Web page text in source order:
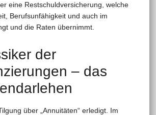
eine Restschuldversicherung, welche
Berufsunfähigkeit und auch im
und die Raten übernimmt.
der
– das
über „Annuitäten“ erledigt. Im